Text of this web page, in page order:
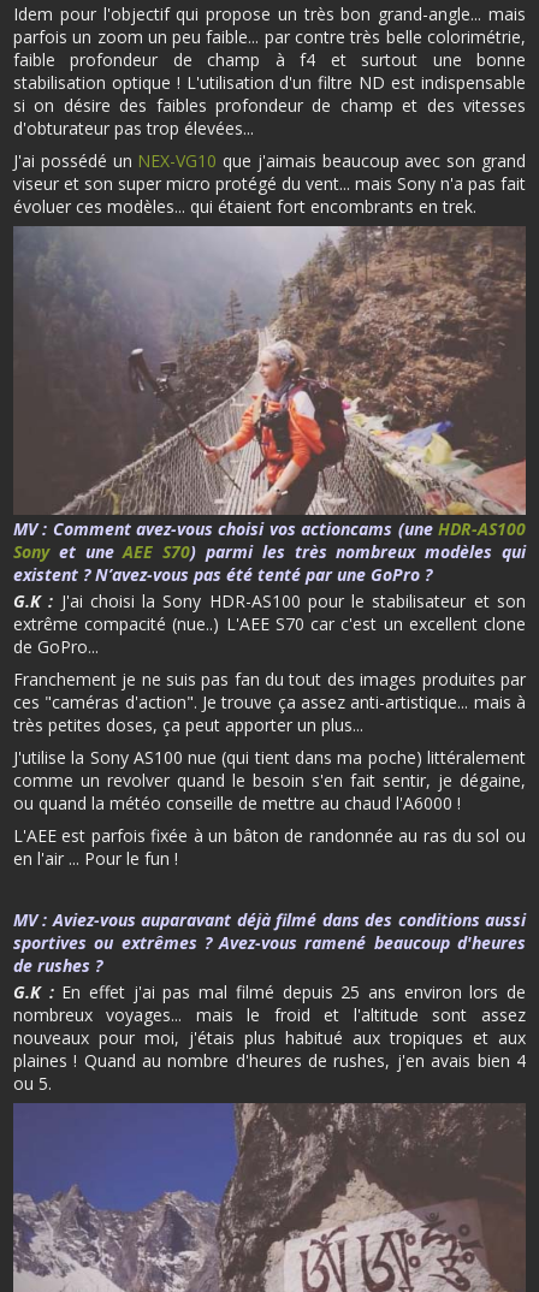
Idem pour l'objectif qui propose un très bon grand-angle... mais
parfois un zoom un peu faible... par contre très belle colorimétrie,
faible profondeur de champ à f4 et surtout une bonne
stabilisation optique ! L'utilisation d'un filtre ND est indispensable
si on désire des faibles profondeur de champ et des vitesses
d'obturateur pas trop élevées...
J'ai possédé un NEX-VG10 que j'aimais beaucoup avec son grand
viseur et son super micro protégé du vent... mais Sony n'a pas fait
évoluer ces modèles... qui étaient fort encombrants en trek.
MV : Comment avez-vous choisi vos actioncams (une HDR-AS100
Sonyet uneAEE S70) parmi les très nombreux modèles qui
existent ? N’avez-vous pas été tenté par une GoPro ?
G.K : J'ai choisi la Sony HDR-AS100 pour le stabilisateur et son
extrême compacité (nue..) L'AEE S70 car c'est un excellent clone
de GoPro...
Franchement je ne suis pas fan du tout des images produites par
ces "caméras d'action". Je trouve ça assez anti-artistique... mais à
très petites doses, ça peut apporter un plus...
J'utilise la Sony AS100 nue (qui tient dans ma poche) littéralement
comme un revolver quand le besoin s'en fait sentir, je dégaine,
ou quand la météo conseille de mettre au chaud l'A6000 !
L'AEE est parfois fixée à un bâton de randonnée au ras du sol ou
en l'air ... Pour le fun !
MV : Aviez-vous auparavant déjà filmé dans des conditions aussi
sportives ou extrêmes ? Avez-vous ramené beaucoup d'heures
de rushes ?
G.K :En effet j'ai pas mal filmé depuis 25 ans environ lors de
nombreux voyages... mais le froid et l'altitude sont assez
nouveaux pour moi, j'étais plus habitué aux tropiques et aux
plaines ! Quand au nombre d'heures de rushes, j'en avais bien 4
ou 5.